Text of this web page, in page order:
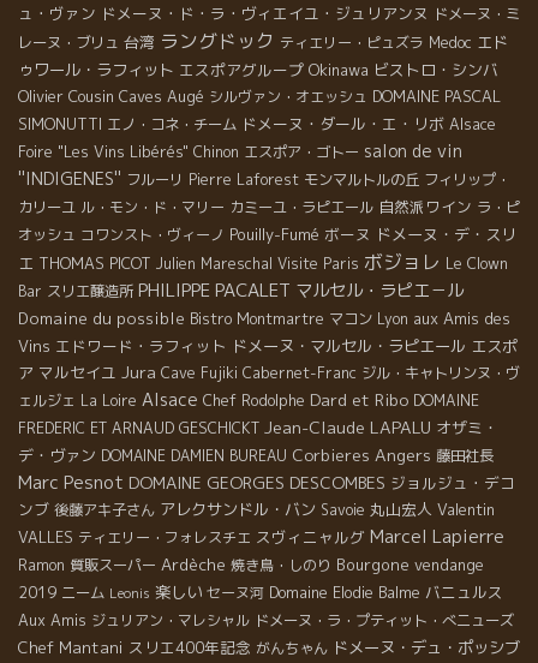
ュ・ヴァン ドメーヌ・ド・ラ・ヴィエイユ・ジュリアンヌ ドメーヌ・ミ
レーヌ・ブリュ 台湾 ラングドック ティエリー・ピュズラ Medoc エド
ゥワール・ラフィット エスポアグループ Okinawa ビストロ・シンバ
Olivier Cousin Caves Augé シルヴァン・オエッシュ DOMAINE PASCAL
SIMONUTTI エノ・コネ・チーム ドメーヌ・ダール・エ・リボ Alsace
Foire "Les Vins Libérés" Chinon エスポア・ゴトー salon de vin
''INDIGENES'' フルーリ Pierre Laforest モンマルトルの丘 フィリップ・
カリーユ ル・モン・ド・マリー カミーユ・ラピエール 自然派ワイン ラ・ピ
オッシュ コワンスト・ヴィーノ Pouilly-Fumé ボーヌ ドメーヌ・デ・スリ
エ THOMAS PICOT Julien Mareschal Visite Paris ボジョレ Le Clown
Bar スリエ醸造所 PHILIPPE PACALET マルセル・ラピエ－ル
Domaine du possible Bistro Montmartre マコン Lyon aux Amis des
Vins エドワード・ラフィット ドメーヌ・マルセル・ラピエール エスポ
ア マルセイユ Jura Cave Fujiki Cabernet-Franc ジル・キャトリンヌ・ヴ
ェルジェ La Loire Alsace Chef Rodolphe Dard et Ribo DOMAINE
FREDERIC ET ARNAUD GESCHICKT Jean-Claude LAPALU オザミ・
デ・ヴァン DOMAINE DAMIEN BUREAU Corbieres Angers 藤田社長
Marc Pesnot DOMAINE GEORGES DESCOMBES ジョルジュ・デコ
ンブ 後藤アキ子さん アレクサンドル・バン Savoie 丸山宏人 Valentin
VALLES ティエリー・フォレスチエ スヴィニャルグ Marcel Lapierre
Ramon 質販スーパー Ardèche 焼き鳥・しのり Bourgone vendange
2019 ニーム Leonis 楽しい セーヌ河 Domaine Elodie Balme バニュルス
Aux Amis ジュリアン・マレシャル ドメーヌ・ラ・プティット・べニューズ
Chef Mantani スリエ400年記念 がんちゃん ドメーヌ・デュ・ポッシブ